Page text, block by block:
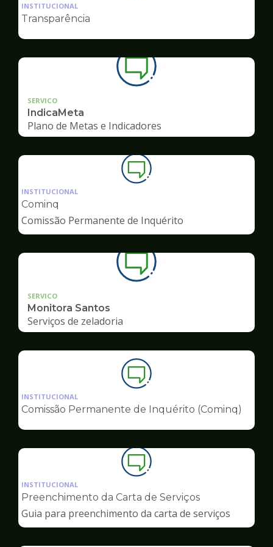
Ouvidoria
INSTITUCIONAL
Transparência
SERVICO
IndicaMeta
Plano de Metas e Indicadores
Ilustração
da
de
Ouvidoria
INSTITUCIONAL
Cominq
Comissão Permanente de Inquérito
SERVICO
Monitora Santos
Serviços de zeladoria
Ilustração
da
pagina
Ouvidoria
INSTITUCIONAL
Comissão Permanente de Inquérito (Cominq)
Ilustração
da
pagina
de
Ouvidoria
INSTITUCIONAL
Preenchimento da Carta de Serviços
Guia para preenchimento da carta de serviços